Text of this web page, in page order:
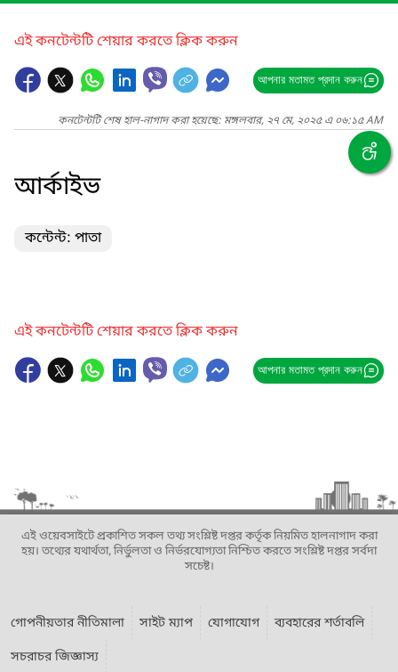
এই কনটেন্টটি শেয়ার করতে ক্লিক করুন
আপনার মতামত প্রদান করুন
কনটেন্টটি শেষ হাল-নাগাদ করা হয়েছে: মঙ্গলবার, ২৭ মে, ২০২৫ এ ০৬:১৫ AM
আর্কাইভ
কন্টেন্ট: পাতা
এই কনটেন্টটি শেয়ার করতে ক্লিক করুন
আপনার মতামত প্রদান করুন
এই ওয়েবসাইটে প্রকাশিত সকল তথ্য সংশ্লিষ্ট দপ্তর কর্তৃক নিয়মিত হালনাগাদ করা
হয়। তথ্যের যথার্থতা, নির্ভুলতা ও নির্ভরযোগ্যতা নিশ্চিত করতে সংশ্লিষ্ট দপ্তর সর্বদা
সচেষ্ট।
গোপনীয়তার নীতিমালা সাইট ম্যাপ যোগাযোগ
ব্যবহারের শর্তাবলি
সচরাচর জিজ্ঞাস্য